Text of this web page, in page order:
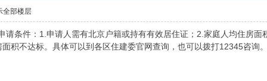
全部楼层
请条件：1.申请人需有北京户籍或持有有效居住证；2.家庭人均住房
积不达标。具体可以到各区住建委官网查询，也可以拨打12345咨询。